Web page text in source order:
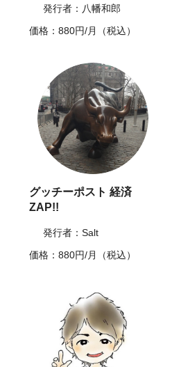
発行者：八幡和郎
価格：880円/月（税込）
グッチーポスト 経済
ZAP!!
発行者：Salt
価格：880円/月（税込）